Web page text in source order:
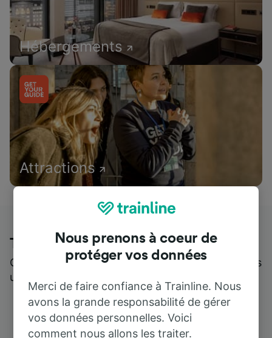
Hébergements
Attractions
Trainline : l'avis de nos clients
Qui mieux pour parler de nous, que ceux qui nous
utilisent ?
Nous prenons à coeur de
protéger vos données
Merci de faire confiance à Trainline. Nous
avons la grande responsabilité de gérer
vos données personnelles. Voici
comment nous allons les traiter.